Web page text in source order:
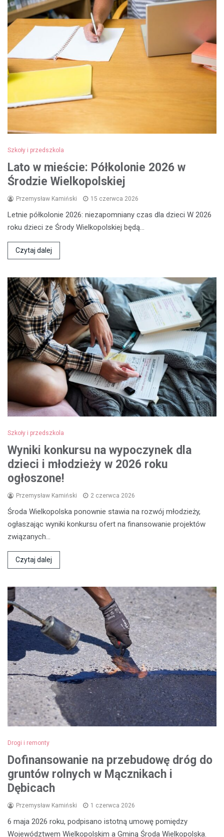
Szkoły i przedszkola
Lato w mieście: Półkolonie 2026 w
Środzie Wielkopolskiej
Przemysław Kamiński 15 czerwca 2026
Letnie półkolonie 2026: niezapomniany czas dla dzieci W 2026
roku dzieci ze Środy Wielkopolskiej będą…
Czytaj dalej
Szkoły i przedszkola
Wyniki konkursu na wypoczynek dla
dzieci i młodzieży w 2026 roku
ogłoszone!
Przemysław Kamiński 2 czerwca 2026
Środa Wielkopolska ponownie stawia na rozwój młodzieży,
ogłaszając wyniki konkursu ofert na finansowanie projektów
związanych…
Czytaj dalej
Drogi i remonty
Dofinansowanie na przebudowę dróg do
gruntów rolnych w Mącznikach i
Dębicach
Przemysław Kamiński 1 czerwca 2026
6 maja 2026 roku, podpisano istotną umowę pomiędzy
Województwem Wielkopolskim a Gminą Środa Wielkopolska.